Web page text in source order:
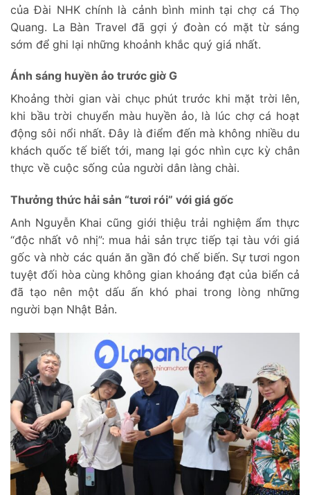
của Đài NHK chính là cảnh bình minh tại chợ cá Thọ
Quang. La Bàn Travel đã gợi ý đoàn có mặt từ sáng
sớm để ghi lại những khoảnh khắc quý giá nhất.
Ánh sáng huyền ảo trước giờ G
Khoảng thời gian vài chục phút trước khi mặt trời lên,
khi bầu trời chuyển màu huyền ảo, là lúc chợ cá hoạt
động sôi nổi nhất. Đây là điểm đến mà không nhiều du
khách quốc tế biết tới, mang lại góc nhìn cực kỳ chân
thực về cuộc sống của người dân làng chài.
Thưởng thức hải sản “tươi rói” với giá gốc
Anh Nguyễn Khai cũng giới thiệu trải nghiệm ẩm thực
“độc nhất vô nhị”: mua hải sản trực tiếp tại tàu với giá
gốc và nhờ các quán ăn gần đó chế biến. Sự tươi ngon
tuyệt đối hòa cùng không gian khoáng đạt của biển cả
đã tạo nên một dấu ấn khó phai trong lòng những
người bạn Nhật Bản.